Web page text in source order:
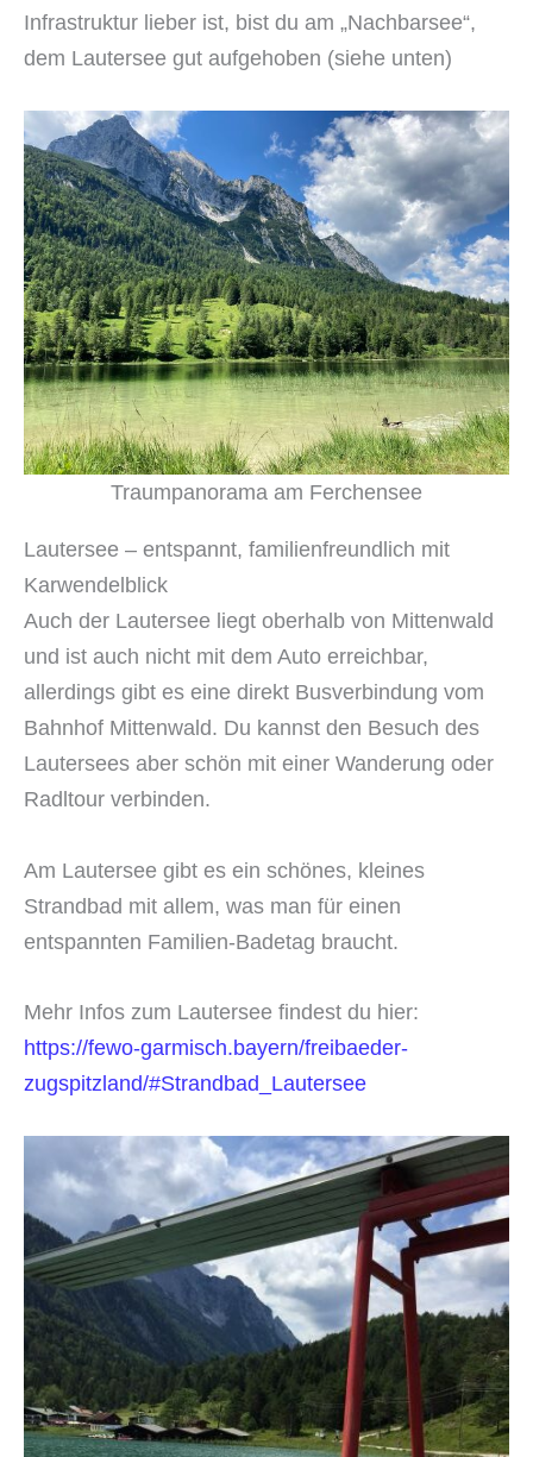
Infrastruktur lieber ist, bist du am „Nachbarsee“,
dem Lautersee gut aufgehoben (siehe unten)
Traumpanorama am Ferchensee
Lautersee – entspannt, familienfreundlich mit
Karwendelblick
Auch der Lautersee liegt oberhalb von Mittenwald
und ist auch nicht mit dem Auto erreichbar,
allerdings gibt es eine direkt Busverbindung vom
Bahnhof Mittenwald. Du kannst den Besuch des
Lautersees aber schön mit einer Wanderung oder
Radltour verbinden.
Am Lautersee gibt es ein schönes, kleines
Strandbad mit allem, was man für einen
entspannten Familien-Badetag braucht.
Mehr Infos zum Lautersee findest du hier:
https://fewo-garmisch.bayern/freibaeder-
zugspitzland/#Strandbad_Lautersee